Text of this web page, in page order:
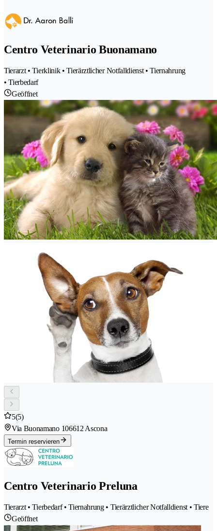
Centro Veterinario Buonamano
Tierarzt • Tierklinik • Tierärztlicher Notfalldienst • Tiernahrung
• Tierbedarf
Geöffnet
5(5)
Via Buonamano 106612 Ascona
Termin reservieren
Centro Veterinario Preluna
Tierarzt • Tierbedarf • Tiernahrung • Tierärztlicher Notfalldienst • Tiere
Geöffnet